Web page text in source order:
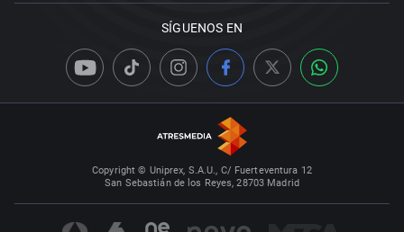
SÍGUENOS EN
Copyright © Uniprex, S.A.U., C/ Fuerteventura 12
San Sebastián de los Reyes, 28703 Madrid